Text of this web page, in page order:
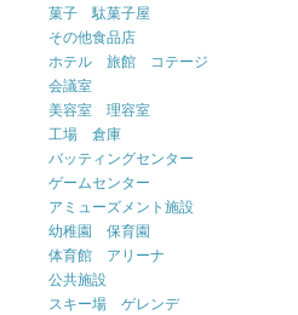
菓子 駄菓子屋
その他食品店
ホテル 旅館 コテージ
会議室
美容室 理容室
工場 倉庫
バッティングセンター
ゲームセンター
アミューズメント施設
幼稚園 保育園
体育館 アリーナ
公共施設
スキー場 ゲレンデ